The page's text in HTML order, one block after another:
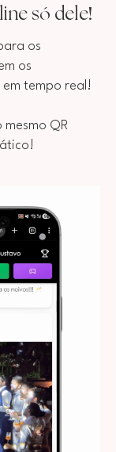
só dele!
os
os
tempo real!
mesmo QR